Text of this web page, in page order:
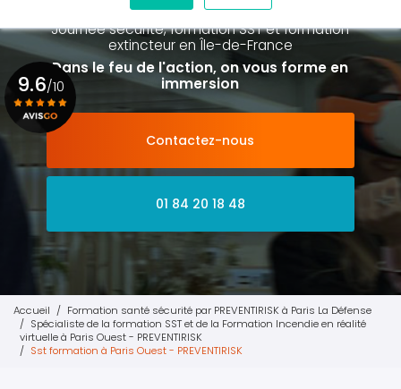
Journée sécurité, formation SST et formation
extincteuren Île-de-France
Dans le feu de l'action, on vous forme en
immersion
Contactez-nous
01 84 20 18 48
9.6/10
Voir le certificat
Accueil
Formation santé sécurité par PREVENTIRISK à Paris La Défense
Spécialiste de la formation SST et de la Formation Incendie en réalité
virtuelle à Paris Ouest - PREVENTIRISK
Sst formation à Paris Ouest - PREVENTIRISK